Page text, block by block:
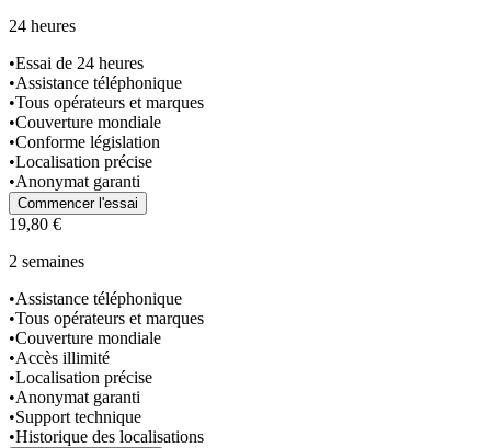
24 heures
•Essai de 24 heures
•Assistance téléphonique
•Tous opérateurs et marques
•Couverture mondiale
•Conforme législation
•Localisation précise
•Anonymat garanti
Commencer l'essai
19,80 €
2 semaines
•Assistance téléphonique
•Tous opérateurs et marques
•Couverture mondiale
•Accès illimité
•Localisation précise
•Anonymat garanti
•Support technique
•Historique des localisations